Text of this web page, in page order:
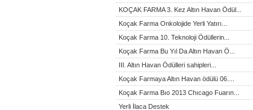
KOÇAK FARMA 3. Kez Altın Havan Ödül...
Koçak Farma Onkolojide Yerli Yatırı...
Koçak Farma 10. Teknoloji Ödüllerin...
Koçak Farma Bu Yıl Da Altın Havan Ö...
III. Altın Havan Ödülleri sahipleri...
Koçak Farmaya Altın Havan ödülü 06....
Koçak Farma Bıo 2013 Chıcago Fuarın...
Yerli İlaca Destek